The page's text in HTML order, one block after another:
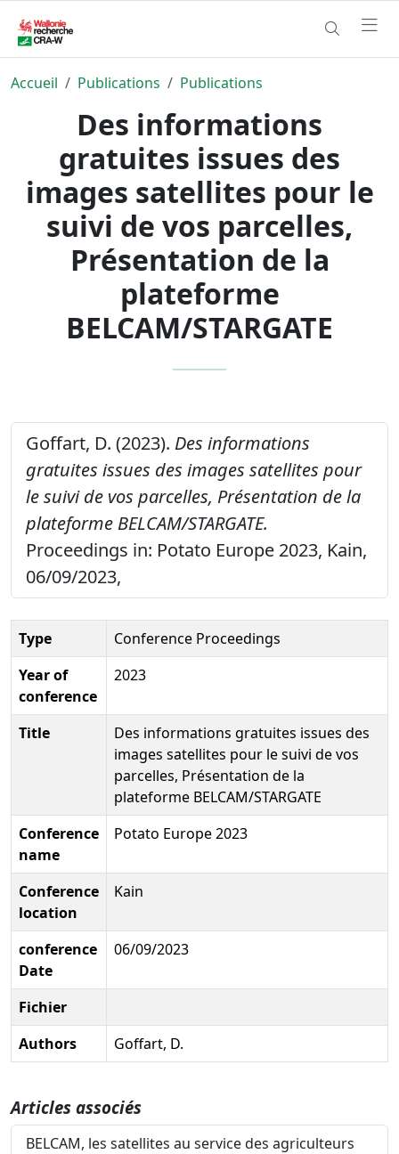
Accueil Publications Publications
Des informations
gratuites issues des
images satellites pour le
suivi de vos parcelles,
Présentation de la
plateforme
BELCAM/STARGATE
Goffart, D. (2023). Des informations
gratuites issues des images satellites pour
le suivi de vos parcelles, Présentation de la
plateforme BELCAM/STARGATE.
Proceedings in: Potato Europe 2023, Kain,
06/09/2023,
Type
Conference Proceedings
Year of
conference
2023
Title
Des informations gratuites issues des
images satellites pour le suivi de vos
parcelles, Présentation de la
plateforme BELCAM/STARGATE
Conference
name
Potato Europe 2023
Conference
location
Kain
conference
Date
06/09/2023
Fichier
Authors
Goffart, D.
Articles associés
BELCAM, les satellites au service des agriculteurs